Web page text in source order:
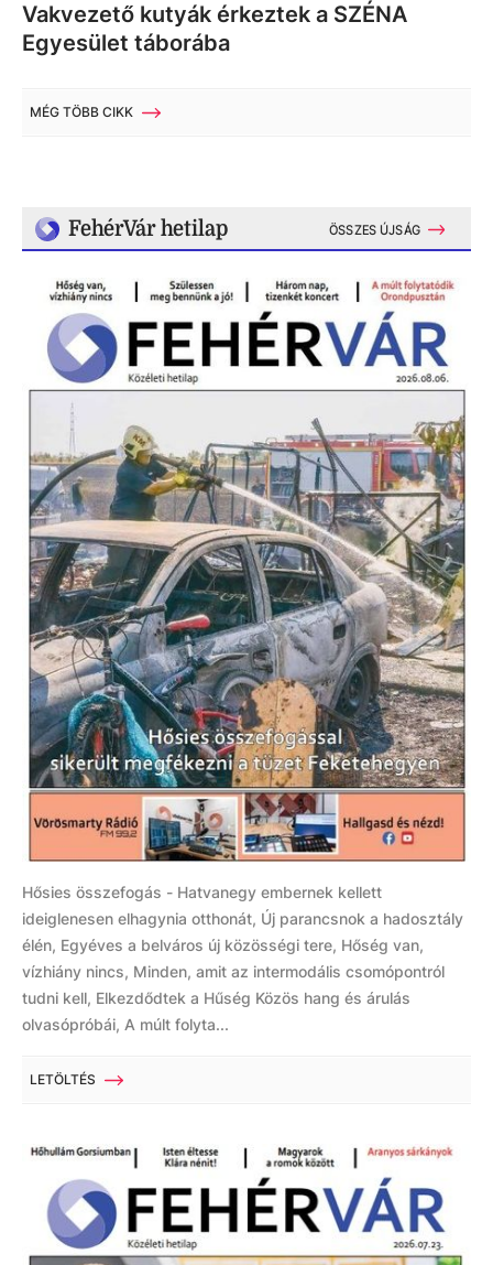
Vakvezető kutyák érkeztek a SZÉNA
Egyesület táborába
MÉG TÖBB CIKK
FehérVár hetilap ÖSSZES ÚJSÁG
Hősies összefogás - Hatvanegy embernek kellett
ideiglenesen elhagynia otthonát, Új parancsnok a hadosztály
élén, Egyéves a belváros új közösségi tere, Hőség van,
vízhiány nincs, Minden, amit az intermodális csomópontról
tudni kell, Elkezdődtek a Hűség Közös hang és árulás
olvasópróbái, A múlt folyta...
LETÖLTÉS